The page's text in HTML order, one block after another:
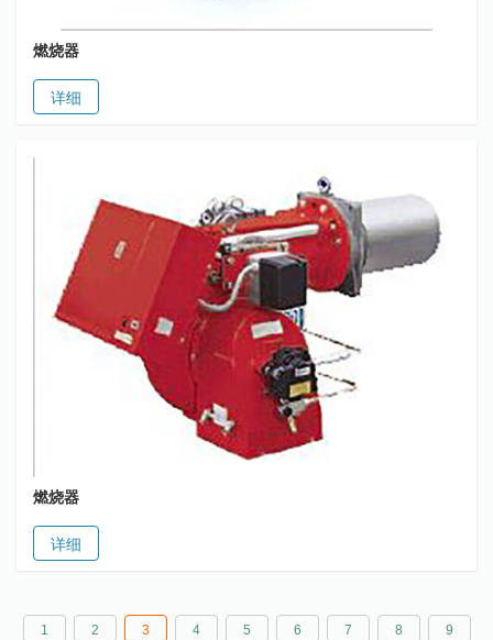
燃烧器
详细
燃烧器
详细
1 2 3 4 5 6 7 8
9